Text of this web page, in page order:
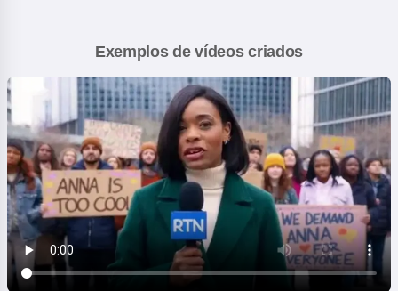
Exemplos de vídeos criados